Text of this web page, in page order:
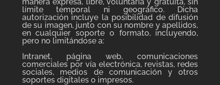
límite temporal ni geográfico. Dicha
autorización incluye la posibilidad de difusión
de su imagen, junto con su nombre y apellidos,
en cualquier soporte o formato, incluyendo,
pero no limitándose a:
Intranet, página web, comunicaciones
comerciales por vía electrónica, revistas, redes
sociales, medios de comunicación y otros
soportes digitales o impresos.